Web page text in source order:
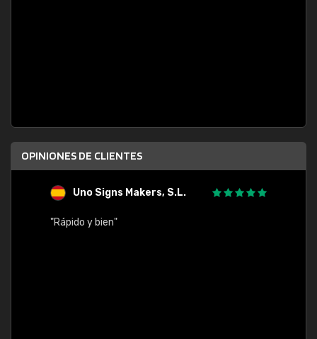
OPINIONES DE CLIENTES
Uno Signs Makers, S.L.
"Rápido y bien"